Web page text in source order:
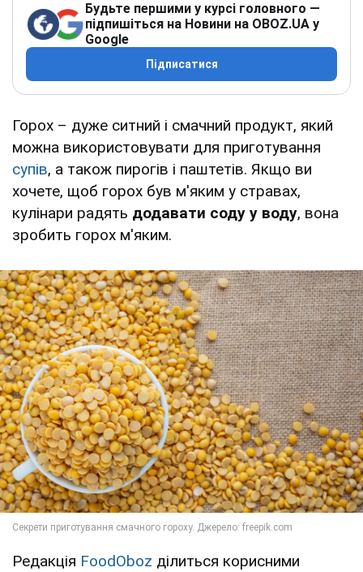
Будьте першими у курсі головного —
підпишіться на Новини на OBOZ.UA у
Google
Підписатися
Горох – дуже ситний і смачний продукт, який
можна використовувати для приготування
супів, а також пирогів і паштетів. Якщо ви
хочете, щоб горох був м'яким у стравах,
кулінари радять додавати соду у воду, вона
зробить горох м'яким.
Редакція FoodOboz ділиться корисними